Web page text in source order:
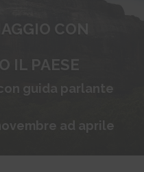
CON
IL PAESE
guida parlante
ad aprile